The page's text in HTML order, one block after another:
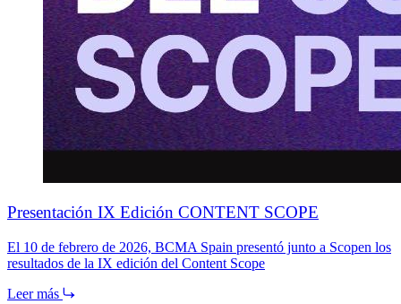
Presentación IX Edición CONTENT SCOPE
El 10 de febrero de 2026, BCMA Spain presentó junto a Scopen los
resultados de la IX edición del Content Scope
Leer más